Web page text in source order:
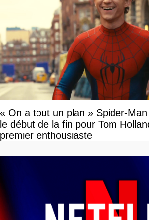
« On a tout un plan » Spider-
le début de la fin pour Tom Holland
premier enthousiaste